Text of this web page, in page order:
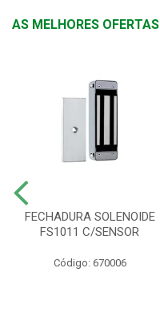
AS MELHORES OFERTAS
FECHADURA SOLENOIDE
FS1011 C/SENSOR
Código: 670006